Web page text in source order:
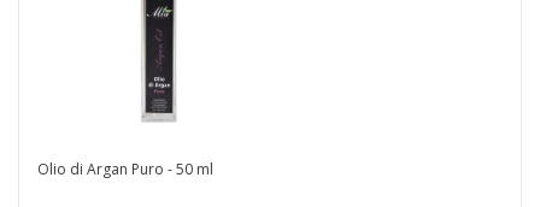
Olio di Argan Puro - 50 ml